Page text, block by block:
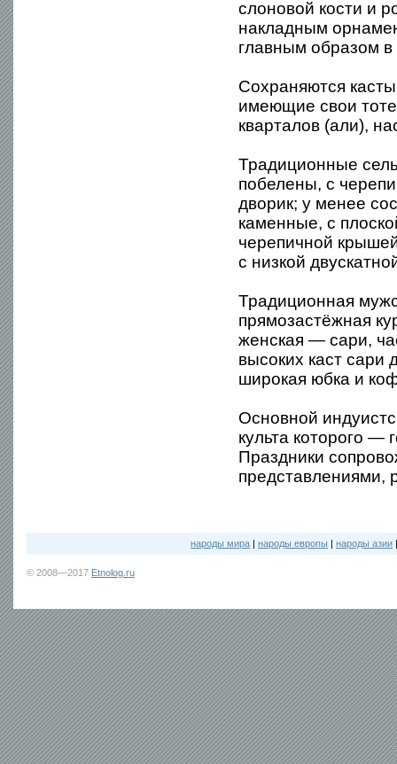
слоновой кости и
накладным
главным образом
Сохраняются
имеющие свои
кварталов (али),
Традиционные
побелены, с
дворик; у менее
каменные, с
черепичной
с низкой
Традиционная
прямозастёжная
женская — сари,
высоких каст
широкая юбка и
Основной
культа которого —
Праздники
представлениями,
народы мира | народы европы | народы азии
© 2008—2017 Etnolog.ru